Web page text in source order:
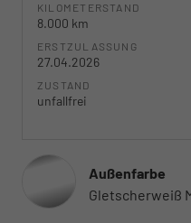
KILOMETERSTAND
8.000 km
ERSTZULASSUNG
27.04.2026
ZUSTAND
unfallfrei
Außenfarbe
Gletscherweiß